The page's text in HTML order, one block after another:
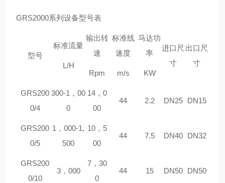
GRS2000系列设备型号表
型号
标准流量
L/H
输出转
速
Rpm
标准线
速度
m/s
马达功
率
KW
进口尺
寸
出口尺
寸
GRS200
0/4
300-1，00
0
14，0
00
44 2.2 DN25 DN15
GRS200
0/5
1，000-1,
500
10，5
00
44 7.5 DN40 DN32
GRS200
0/10
3，000
7，30
0
44 15 DN50 DN50